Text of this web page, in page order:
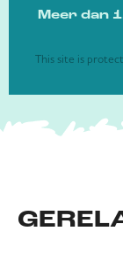
Meer dan
This site is